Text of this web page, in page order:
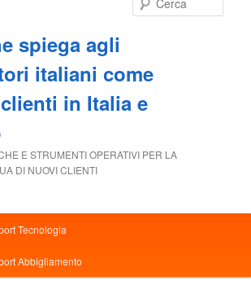
spiega agli
italiani come
in Italia e
E STRUMENTI OPERATIVI PER LA
DI NUOVI CLIENTI
Tecnologia
Abbigliamento